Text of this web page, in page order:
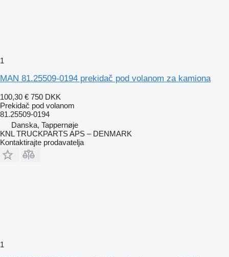
1
MAN 81.25509-0194 prekidač pod volanom za kamiona
100,30 € 750 DKK
Prekidač pod volanom
81.25509-0194
Danska, Tappernøje
KNL TRUCKPARTS APS – DENMARK
Kontaktirajte prodavatelja
1